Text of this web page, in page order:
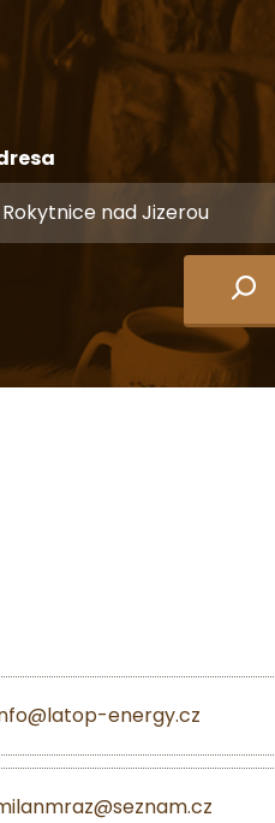
energy.cz